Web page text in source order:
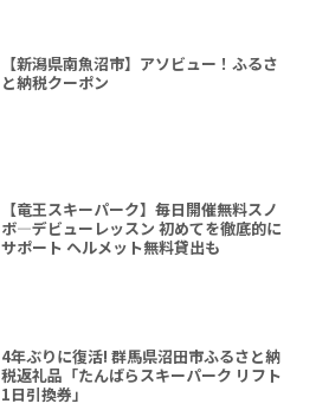
【新潟県南魚沼市】アソビュー！ふるさ
と納税クーポン
【竜王スキーパーク】毎日開催無料スノ
ボ―デビューレッスン 初めてを徹底的に
サポート ヘルメット無料貸出も
4年ぶりに復活! 群馬県沼田市ふるさと納
税返礼品「たんばらスキーパーク リフト
1日引換券」